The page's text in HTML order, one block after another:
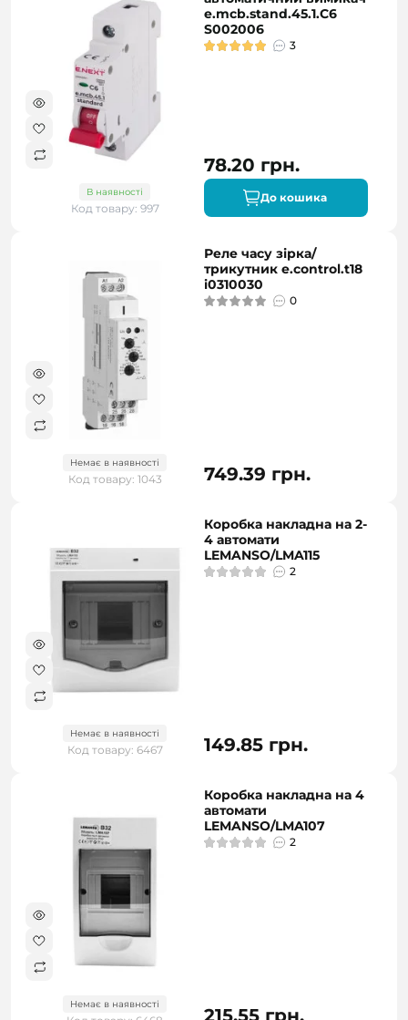
В наявності
Код товару: 997
e.mcb.stand.45.1.C6
S002006
3
78.20 грн.
До кошика
Немає в наявності
Код товару: 1043
Реле часу зірка/
трикутник e.control.t18
i0310030
0
749.39 грн.
Немає в наявності
Код товару: 6467
Коробка накладна на 2-
4 автомати
LEMANSO/LMA115
2
149.85 грн.
Немає в наявності
Коробка накладна на 4
автомати
LEMANSO/LMA107
2
215.55 грн.